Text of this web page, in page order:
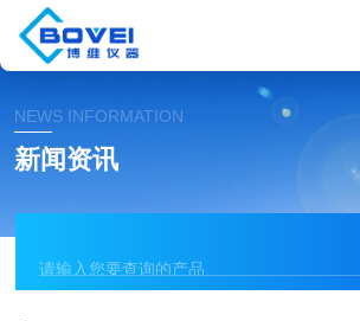
NEWS INFORMATION
新闻资讯